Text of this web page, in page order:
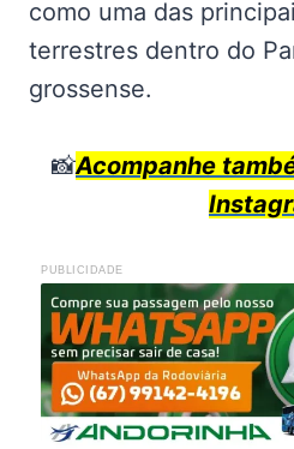
como uma das
terrestres dentro do
grossense.
📸Acompanhe
PUBLICIDADE